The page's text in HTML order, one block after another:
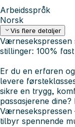
Arbeidsspråk
Norsk
Vis flere detaljer
stillinger: 100%
Er du en erfaren
levere
sikre en trygg,
passasjerene
Værnesekspressen
tilbyr spennende